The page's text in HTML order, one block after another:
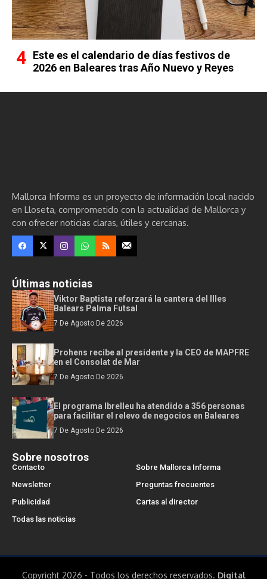
Este es el calendario de días festivos de
2026 en Baleares tras Año Nuevo y Reyes
Mallorca Informa es un proyecto de información local nacido
en Lloseta, comprometido con la actualidad de Mallorca y
con ofrecer noticias claras, útiles y cercanas.
Últimas noticias
Viktor Baptista reforzará la cantera del Illes
Balears Palma Futsal
7 De Agosto De 2026
Prohens recibe al presidente y la CEO de MAPFRE
en el Consolat de Mar
7 De Agosto De 2026
El programa Ibrelleu ha atendido a 356 personas
para facilitar el relevo de negocios en Baleares
7 De Agosto De 2026
Sobre nosotros
Contacto
Sobre Mallorca Informa
Newsletter
Preguntas frecuentes
Publicidad
Cartas al director
Todas las noticias
Copyright 2026 - Todos los derechos reservados. Digital